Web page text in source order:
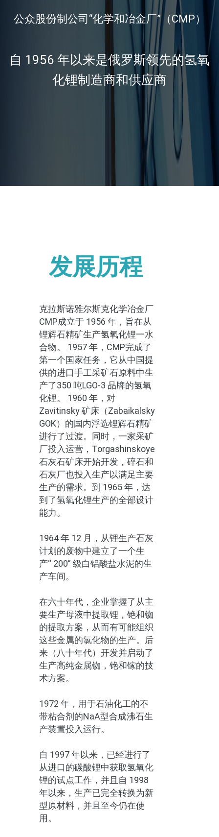
公众股份制公司“化学和冶金厂”（CMP）
自 1956 年以来是俄罗斯领先的氢氧
化锂制造商和供应商
发展历程
克拉斯诺雅尔斯克化学冶金厂
CMP成立于 1956 年，旨在从
锂辉石精矿生产氢氧化锂一水
合物。 1957 年，CMP完成了
第一个国家任务，它从中国提
供的进口手工采矿石原料中生
产了350 吨LGO-3 品牌的氢氧
化锂。 1960 年，对
Zavitinsky 矿床（Zabaikalsky
GOK）的国内浮选锂辉石精矿
进行了过渡。同时，一家采矿
厂投入运营，Torgashinskoye
石灰石矿床开始开发，碎石和
石灰厂也投入生产以满足主要
生产的需求。到 1965 年，达
到了氢氧化锂生产的全部设计
能力。
1964 年 12 月，从锂生产石灰
计划的废物中建立了一个生
产“ 200” 级白铝酸盐水泥的生
产车间。
在六十年代，企业掌握了从主
要生产母液中提取锂，铯和铷
的提取方案，从而有可能组织
这些金属的氯化物的生产。后
来（八十年代）开发并启动了
生产高纯金属铷，铯和镓的技
术方案。
1972 年，用于石油化工的不
带粘合剂的NaA型合成沸石生
产装置投入运行。
自 1997 年以来，已经进行了
从进口的碳酸锂中获取氢氧化
锂的试点工作，并且自 1998
年以来，生产已完全转换为新
型原材料，并且至今仍在使
用。